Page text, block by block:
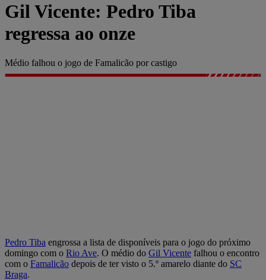
Gil Vicente: Pedro Tiba
regressa ao onze
Médio falhou o jogo de Famalicão por castigo
Pedro Tiba engrossa a lista de disponíveis para o jogo do próximo
domingo com o Rio Ave. O médio do Gil Vicente falhou o encontro
com o Famalicão depois de ter visto o 5.º amarelo diante do SC
Braga.